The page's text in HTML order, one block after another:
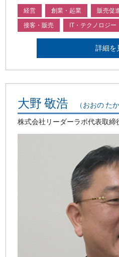
経営 創業・起業 販売促
接客・販売 IT・テクノロジー
詳細を
大野 敬浩 （おおの た
株式会社リーダーラボ代表取締